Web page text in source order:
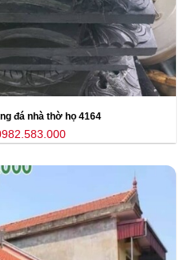
đá nhà thờ họ 4164